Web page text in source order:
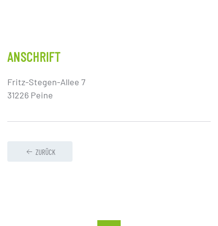
ANSCHRIFT
Fritz-Stegen-Allee 7
31226 Peine
ZURÜCK